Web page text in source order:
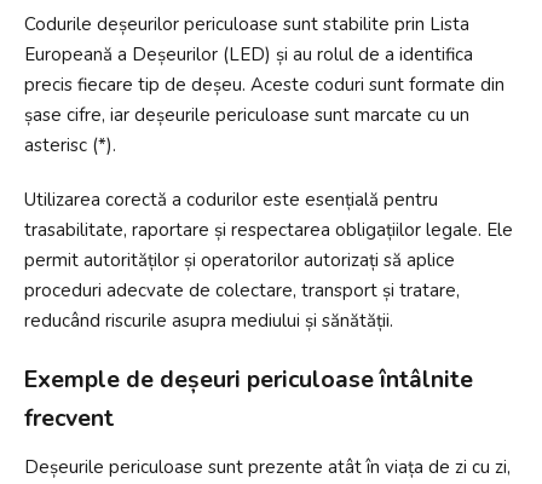
Codurile deșeurilor periculoase sunt stabilite prin Lista
Europeană a Deșeurilor (LED) și au rolul de a identifica
precis fiecare tip de deșeu. Aceste coduri sunt formate din
șase cifre, iar deșeurile periculoase sunt marcate cu un
asterisc (*).
Utilizarea corectă a codurilor este esențială pentru
trasabilitate, raportare și respectarea obligațiilor legale. Ele
permit autorităților și operatorilor autorizați să aplice
proceduri adecvate de colectare, transport și tratare,
reducând riscurile asupra mediului și sănătății.
Exemple de deșeuri periculoase întâlnite
frecvent
Deșeurile periculoase sunt prezente atât în viața de zi cu zi,